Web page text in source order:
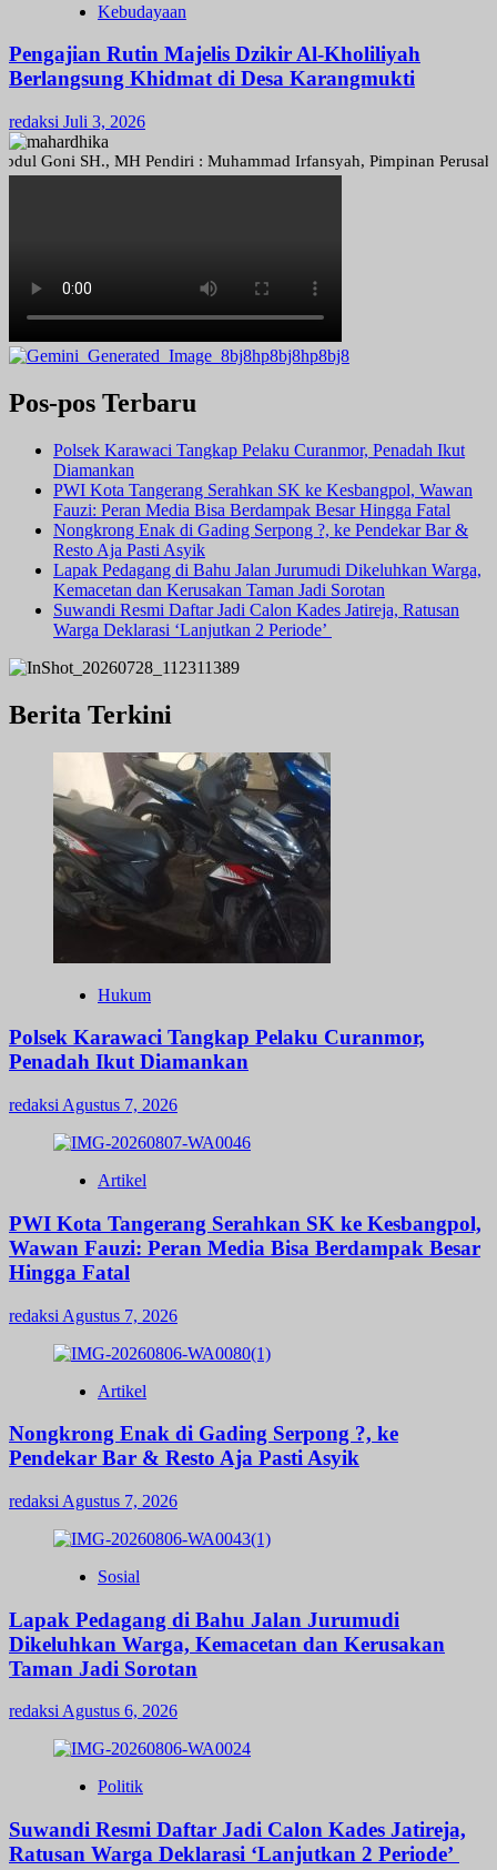
Kebudayaan
Pengajian Rutin Majelis Dzikir Al-Kholiliyah
Berlangsung Khidmat di Desa Karangmukti
redaksi Juli 3, 2026
Goni SH., MH Pendiri : Muhammad Irfansyah, Pimpinan
Pos-pos Terbaru
Polsek Karawaci Tangkap Pelaku Curanmor, Penadah Ikut
Diamankan
PWI Kota Tangerang Serahkan SK ke Kesbangpol, Wawan
Fauzi: Peran Media Bisa Berdampak Besar Hingga Fatal
Nongkrong Enak di Gading Serpong ?, ke Pendekar Bar &
Resto Aja Pasti Asyik
Lapak Pedagang di Bahu Jalan Jurumudi Dikeluhkan Warga,
Kemacetan dan Kerusakan Taman Jadi Sorotan
Suwandi Resmi Daftar Jadi Calon Kades Jatireja, Ratusan
Warga Deklarasi ‘Lanjutkan 2 Periode’
Berita Terkini
Hukum
Polsek Karawaci Tangkap Pelaku Curanmor,
Penadah Ikut Diamankan
redaksi Agustus 7, 2026
Artikel
PWI Kota Tangerang Serahkan SK ke Kesbangpol,
Wawan Fauzi: Peran Media Bisa Berdampak Besar
Hingga Fatal
redaksi Agustus 7, 2026
Artikel
Nongkrong Enak di Gading Serpong ?, ke
Pendekar Bar & Resto Aja Pasti Asyik
redaksi Agustus 7, 2026
Sosial
Lapak Pedagang di Bahu Jalan Jurumudi
Dikeluhkan Warga, Kemacetan dan Kerusakan
Taman Jadi Sorotan
redaksi Agustus 6, 2026
Politik
Suwandi Resmi Daftar Jadi Calon Kades Jatireja,
Ratusan Warga Deklarasi ‘Lanjutkan 2 Periode’